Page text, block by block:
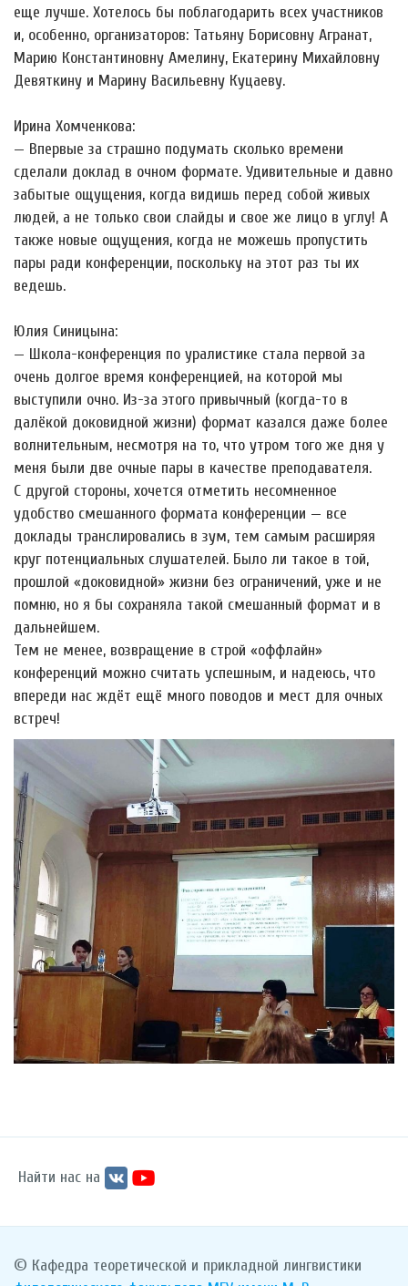
еще лучше. Хотелось бы поблагодарить всех участников
и, особенно, организаторов: Татьяну Борисовну Агранат,
Марию Константиновну Амелину, Екатерину Михайловну
Девяткину и Марину Васильевну Куцаеву.
Ирина Хомченкова:
— Впервые за страшно подумать сколько времени
сделали доклад в очном формате. Удивительные и давно
забытые ощущения, когда видишь перед собой живых
людей, а не только свои слайды и свое же лицо в углу! А
также новые ощущения, когда не можешь пропустить
пары ради конференции, поскольку на этот раз ты их
ведешь.
Юлия Синицына:
— Школа-конференция по уралистике стала первой за
очень долгое время конференцией, на которой мы
выступили очно. Из-за этого привычный (когда-то в
далёкой доковидной жизни) формат казался даже более
волнительным, несмотря на то, что утром того же дня у
меня были две очные пары в качестве преподавателя.
С другой стороны, хочется отметить несомненное
удобство смешанного формата конференции — все
доклады транслировались в зум, тем самым расширяя
круг потенциальных слушателей. Было ли такое в той,
прошлой «доковидной» жизни без ограничений, уже и не
помню, но я бы сохраняла такой смешанный формат и в
дальнейшем.
Тем не менее, возвращение в строй «оффлайн»
конференций можно считать успешным, и надеюсь, что
впереди нас ждёт ещё много поводов и мест для очных
встреч!
Найти нас на
© Кафедра теоретической и прикладной лингвистики